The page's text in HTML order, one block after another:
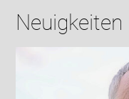
Neuigkeiten